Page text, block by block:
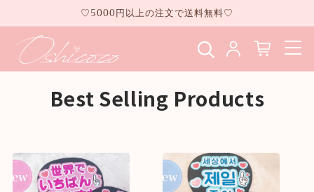
進む
♡5000円以上の注文で送料無料♡
Best Selling Products